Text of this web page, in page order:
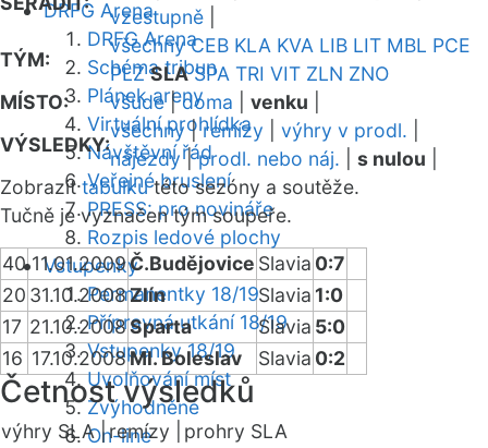
DRFG Arena
DRFG Arena
Schéma tribun
Plánek areny
Virtuální prohlídka
Návštěvní řád
Veřejné bruslení
PRESS: pro novináře
Rozpis ledové plochy
Vstupenky
Permanentky 18/19
Přípravná utkání 18/19
Vstupenky 18/19
Uvolňování míst
Zvýhodněné
On-line
vzestupně
TÝM:
všechny CEB KLA KVA LIB LIT MBL PCE
PLZ SLA SPA TRI VIT ZLN ZNO
MÍSTO:
všude|doma venku
VÝSLEDKY:
všechny|remízy výhry v prodl.
nájezdy|prodl. nebo náj. s nulou
Zobrazittabulkutéto sezóny a soutěže.
Tučně je vyznačen tým soupeře.
40 11.01.2009Č.Budějovice Slavia 0:7
20 31.10.2008Zlín Slavia 1:0
17 21.10.2008Sparta Slavia 5:0
16 17.10.2008Ml. Boleslav Slavia 0:2
Četnost výsledků
výhry SLA |remízy |
prohry SLA